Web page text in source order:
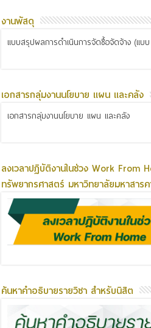
งานพัสดุ
แบบสรุปผลการดำเนินการจัดซื้อจัดจ้าง (แบ
เอกสารกลุ่มงานนโยบาย แผน และคลัง
เอกสารกลุ่มงานนโยบาย แผน และคลัง
ลงเวลาปฏิบัติงานในช่วง Work From
ทรัพยากรศาสตร์ มหาวิทยาลัยมหาสาร
ค้นหาคำอธิบายรายวิชา สำหรับนิสิต